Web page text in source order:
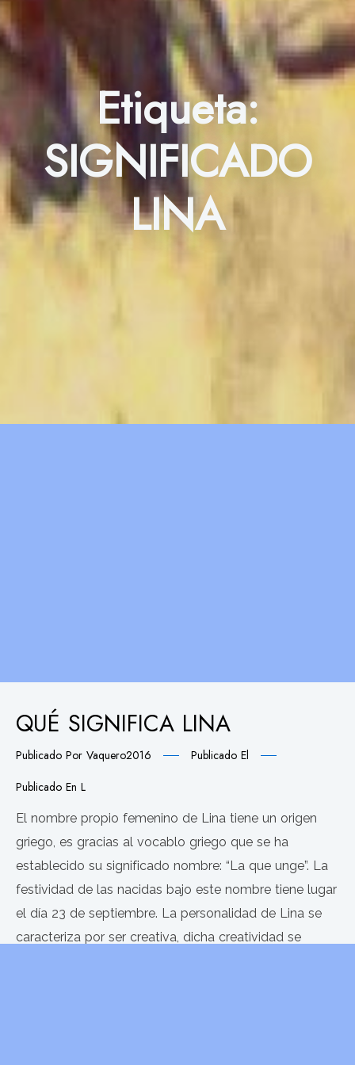
Etiqueta:
SIGNIFICADO
LINA
QUÉ SIGNIFICA LINA
Publicado Por Vaquero2016
Publicado El
Publicado En L
El nombre propio femenino de Lina tiene un origen
griego, es gracias al vocablo griego que se ha
establecido su significado nombre: “La que unge”. La
festividad de las nacidas bajo este nombre tiene lugar
el día 23 de septiembre. La personalidad de Lina se
caracteriza por ser creativa, dicha creatividad se